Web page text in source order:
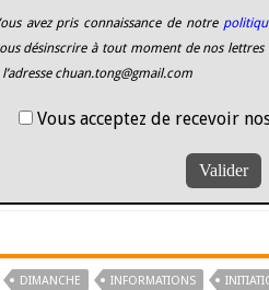
avez pris connaissance de notre
désinscrire à tout moment de nos
l’adresse chuan.tong@gmail.com
Vous acceptez de recevoir
DIMANCHE INFORMATIONS